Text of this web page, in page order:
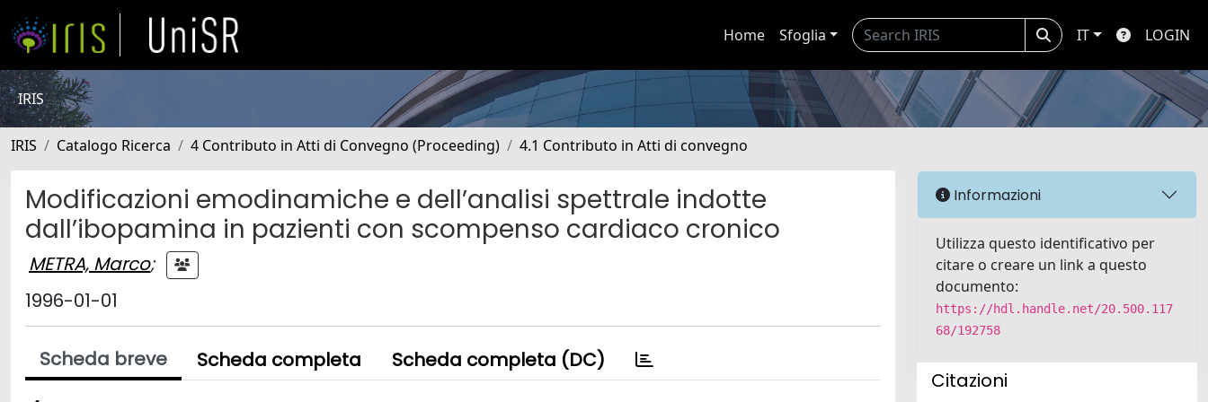
Home Sfoglia IT LOGIN
IRIS
IRIS Catalogo Ricerca 4 Contributo in Atti di Convegno (Proceeding) 4.1 Contributo in Atti di convegno
Modificazioni emodinamiche e dell’analisi spettrale indotte
dall’ibopamina in pazienti con scompenso cardiaco cronico
METRA, Marco;
1996-01-01
Scheda breve Scheda completa Scheda completa (DC)
Informazioni
Utilizza questo identificativo per
citare o creare un link a questo
documento:
https://hdl.handle.net/20.500.117
68/192758
Citazioni